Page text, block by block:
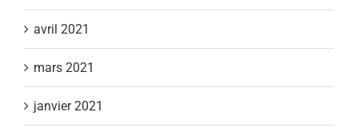
avril 2021
mars 2021
janvier 2021